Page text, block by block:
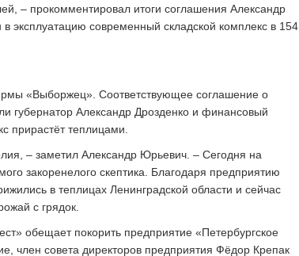
– ​прокомментировал итоги соглашения Александр
эксплуатацию современный складской комплекс в 154
«Выборжец». Соответствующее соглашение о
губернатор Александр Дрозденко и финансовый
прирастёт теплицами.
– ​заметил Александр Юрьевич. – ​Сегодня на
закоренелого скептика. Благодаря предприятию
в теплицах Ленинградской области и сейчас
с грядок.
обещает покорить предприятие «Петербургское
член совета директоров предприятия Фёдор Крепак